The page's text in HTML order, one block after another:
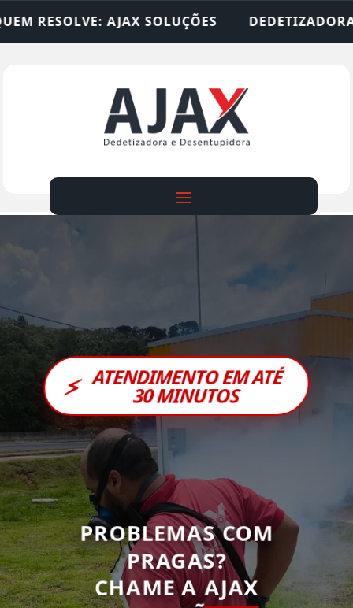
DEDETIZADORA • DESENTUPIDORA •
⚡ ATENDIMENTO EM ATÉ
30 MINUTOS
PROBLEMAS COM
PRAGAS?
CHAME AAJAX